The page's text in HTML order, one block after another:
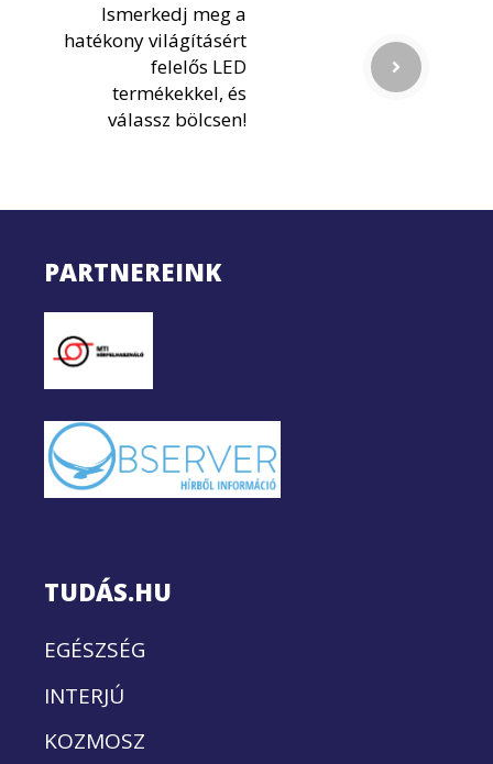
Ismerkedj meg a
hatékony világításért
felelős LED
termékekkel, és
válassz bölcsen!
PARTNEREINK
TUDÁS.HU
EGÉSZSÉG
INTERJÚ
KOZMOSZ